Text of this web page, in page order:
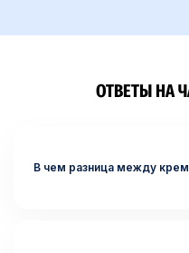
ОТВЕТЫ НА
В чем разница между